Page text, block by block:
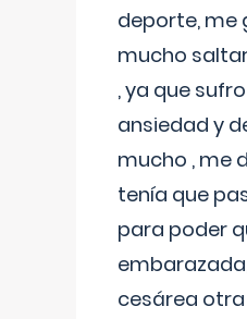
deporte, me
mucho
, ya que
ansiedad y
mucho , me
tenía que
para poder
cesárea otra